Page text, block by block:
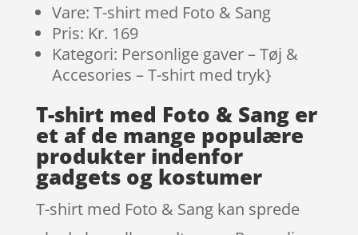
Vare: T-shirt med Foto & Sang
Pris: Kr. 169
Kategori: Personlige gaver – Tøj &
Accesories – T-shirt med tryk}
T-shirt med Foto & Sang er
et af de mange populære
produkter indenfor
gadgets og kostumer
T-shirt med Foto & Sang kan sprede